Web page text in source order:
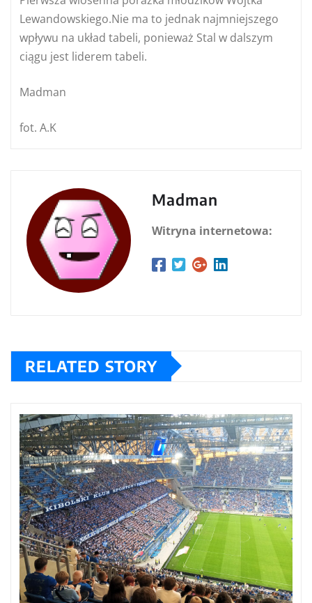
Lewandowskiego.Nie ma to jednak najmniejszego
wpływu na układ tabeli, ponieważ Stal w dalszym
ciągu jest liderem tabeli.
Madman
fot. A.K
Madman
Witryna internetowa:
RELATED STORY